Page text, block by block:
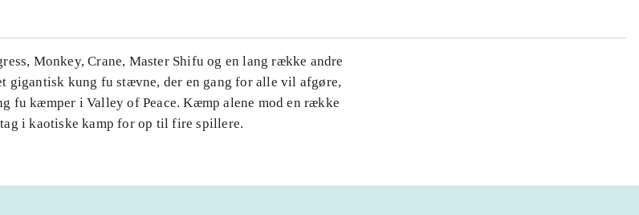
Monkey, Crane, Master Shifu og en lang række andre
gigantisk kung fu stævne, der en gang for alle vil afgøre,
fu kæmper i Valley of Peace. Kæmp alene mod en række
i kaotiske kamp for op til fire spillere.